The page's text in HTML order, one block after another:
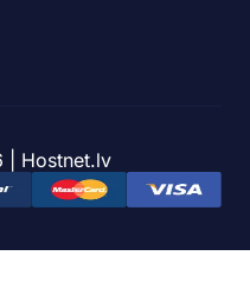
| Hostnet.lv